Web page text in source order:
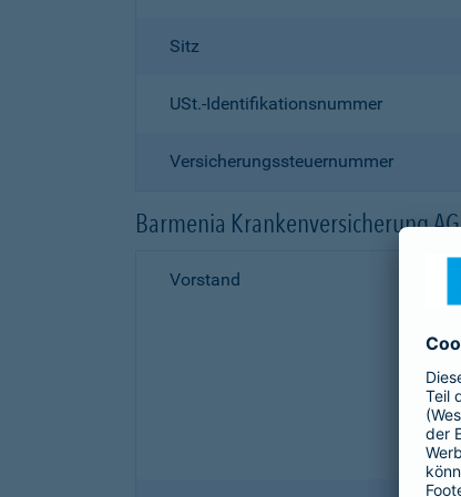
Sitz
USt.-Identifikationsnummer
Versicherungssteuernummer
Barmenia Krankenversicherung AG
Vorstand